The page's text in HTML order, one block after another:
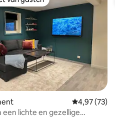
van gasten
4,97 (73)
een lichte en gezellige